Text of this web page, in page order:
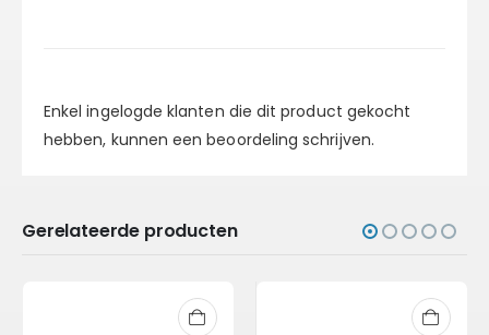
Enkel ingelogde klanten die dit product gekocht
hebben, kunnen een beoordeling schrijven.
Gerelateerde producten